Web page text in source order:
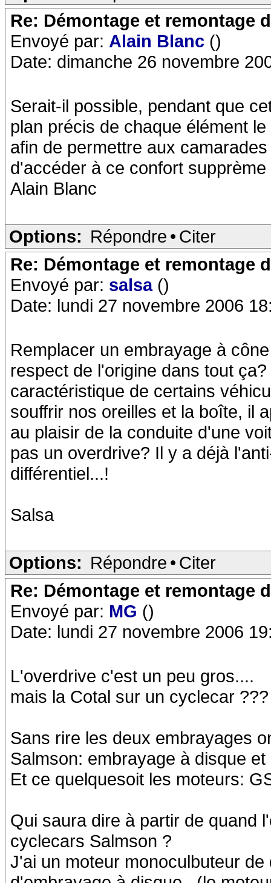
Re: Démontage et remontage
Envoyé par: Alain Blanc ()
Date: dimanche 26 novembre
Serait-il possible, pendant que
plan précis de chaque élément
afin de permettre aux
d'accéder à ce confort
Alain Blanc
Options: Répondre • Citer
Re: Démontage et remontage
Envoyé par: salsa ()
Date: lundi 27 novembre 2006
Remplacer un embrayage à
respect de l'origine dans tout
caractéristique de certains
souffrir nos oreilles et la boîte, il
au plaisir de la conduite d'une
pas un overdrive? Il y a déjà
différentiel...!
Salsa
Options: Répondre • Citer
Re: Démontage et remontage
Envoyé par: MG ()
Date: lundi 27 novembre 2006
L'overdrive c'est un peu gros....
mais la Cotal sur un cyclecar ???
Sans rire les deux embrayages
Salmson: embrayage à disque
Et ce quelquesoit les moteurs:
Qui saura dire à partir de quand
cyclecars Salmson ?
J'ai un moteur monoculbuteur